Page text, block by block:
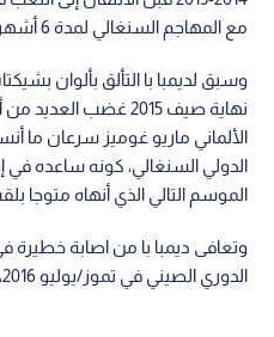
مع المهاجم السنغالي لمدة 6 أشهر على سبيل الاعارة دون مقابل.
وسبق لديمبا با التألق بألوان
نهاية صيف 2015 غضب
الألماني ماريو غوميز سرعان ما
الدولي السنغالي، كونه ساعده في
الموسم التالي الذي أنهاه متوجا
وتعافى ديمبا با من اصابة
الدوري الصيني في تموز/يوليو 2016، ولم يستأنف اللعب حتى الآن.